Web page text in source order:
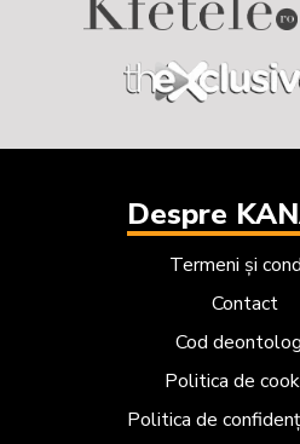
Despre
Termeni și
Contact
Cod
Politica de
Politica de